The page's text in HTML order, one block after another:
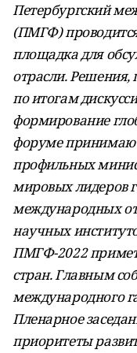
Петербургский
(ПМГФ)
площадка для
отрасли.
по итогам
формирование
форуме
профильных
мировых лидеров
международных
научных
ПМГФ-2022 примет
стран. Главным
международного
Пленарное
приоритеты